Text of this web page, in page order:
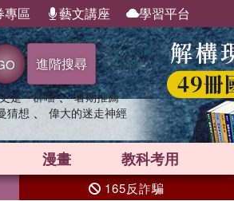
專區 藝文講座 學習平台
進階搜尋
是一群喵 、 暑期推薦
猜想 、 偉大的迷走神經
漫畫 教科考用
165反詐騙